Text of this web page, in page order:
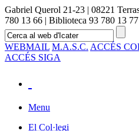
Gabriel Querol 21-23 | 08221
780 13 66 | Biblioteca 93 780 13 77
WEBMAIL M.A.S.C. ACCÉS
ACCÉS SIGA
Menu
El Col·legi